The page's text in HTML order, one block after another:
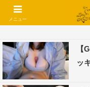
コメントでコ
【
ッ
メニュー